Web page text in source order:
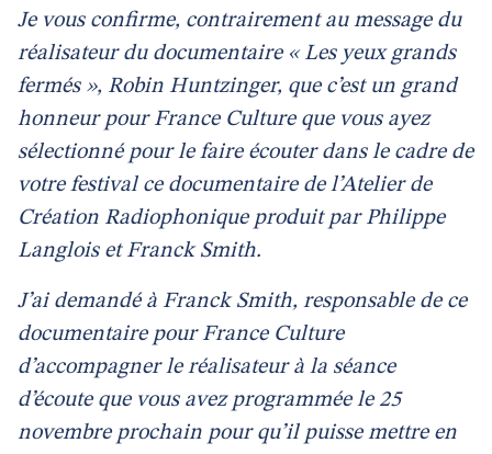
Je vous confirme, contrairement au message du
réalisateur du documentaire « Les yeux grands
fermés », Robin Huntzinger, que c’est un grand
honneur pour France Culture que vous ayez
sélectionné pour le faire écouter dans le cadre de
votre festival ce documentaire de l’Atelier de
Création Radiophonique produit par Philippe
Langlois et Franck Smith.
J’ai demandé à Franck Smith, responsable de ce
documentaire pour France Culture
d’accompagner le réalisateur à la séance
d’écoute que vous avez programmée le 25
novembre prochain pour qu’il puisse mettre en